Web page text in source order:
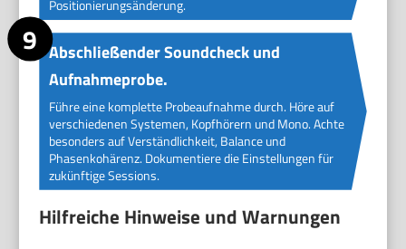
Positionierungsänderung.
Abschließender Soundcheck und
Aufnahmeprobe.
Führe eine komplette Probeaufnahme durch. Höre auf
verschiedenen Systemen, Kopfhörern und Mono. Achte
besonders auf Verständlichkeit, Balance und
Phasenkohärenz. Dokumentiere die Einstellungen für
zukünftige Sessions.
Hilfreiche Hinweise und Warnungen